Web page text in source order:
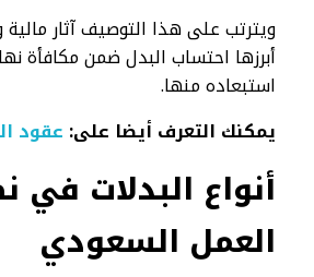
ويترتب على هذا التوصيف آثار
أبرزها احتساب البدل ضمن مكافأة
استبعاده منها.
يمكنك التعرف أيضا على: عقود
أنواع البدلات في
العمل السعودي